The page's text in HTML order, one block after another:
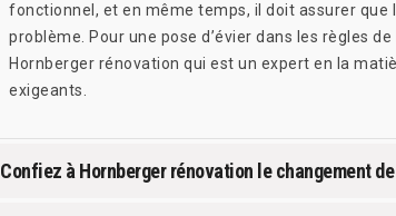
fonctionnel, et en même temps, il doit assurer que
problème. Pour une pose d’évier dans les règles
Hornberger rénovation qui est un expert en la
exigeants.
Confiez à Hornberger rénovation le changement